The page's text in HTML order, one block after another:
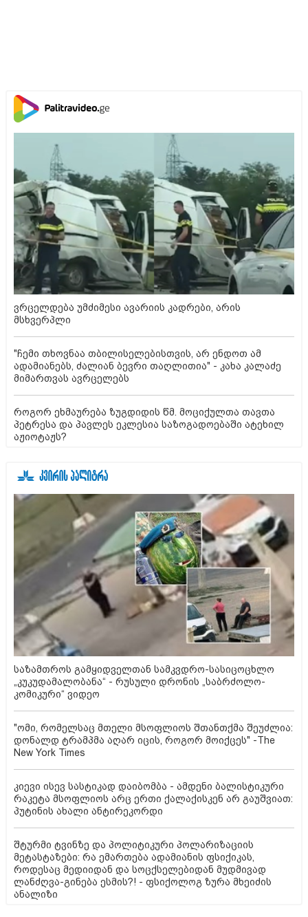
ვრცელდება უმძიმესი ავარიის კადრები, არის
მსხვერპლი
"ჩემი თხოვნაა თბილისელებისთვის, არ ენდოთ ამ
ადამიანებს, ძალიან ბევრი თაღლითია" - კახა კალაძე
მიმართვას ავრცელებს
როგორ ეხმაურება ზუგდიდის წმ. მოციქულთა თავთა
პეტრესა და პავლეს ეკლესია საზოგადოებაში ატეხილ
აჟიოტაჟს?
საზამთროს გამყიდველთან სამკვდრო-სასიცოცხლო
„კუკუდამალობანა“ - რუსული დრონის „საბრძოლო-
კომიკური“ ვიდეო
"ომი, რომელსაც მთელი მსოფლიოს შთანთქმა შეუძლია:
დონალდ ტრამპმა აღარ იცის, როგორ მოიქცეს" -The
New York Times
კიევი ისევ სასტიკად დაიბომბა - ამდენი ბალისტიკური
რაკეტა მსოფლიოს არც ერთი ქალაქისკენ არ გაუშვიათ:
პუტინის ახალი ანტირეკორდი
შტურმი ტვინზე და პოლიტიკური პოლარიზაციის
მეტასტაზები: რა ემართება ადამიანის ფსიქიკას,
როდესაც მედიიდან და სოცქსელებიდან მუდმივად
ლანძღვა-გინება ესმის?! - ფსიქოლოგ ზურა მხეიძის
ანალიზი